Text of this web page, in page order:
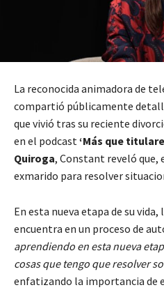
La reconocida animadora de
compartió públicamente
que vivió tras su reciente
en el podcast‘Más que
Quiroga, Constant reveló que,
exmarido para resolver
En esta nueva etapa de su
encuentra en un proceso de
aprendiendo en esta nueva
cosas que tengo que resolver
enfatizando la importancia de